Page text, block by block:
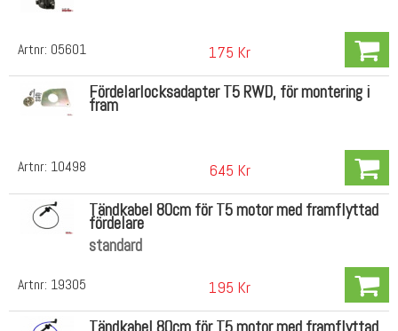
Artnr: 05601 175 Kr
Artnr: 10498
Fördelarlocksadapter T5 RWD, för montering i
fram
645 Kr
Artnr: 19305
Tändkabel 80cm för T5 motor med framflyttad
fördelare
standard
195 Kr